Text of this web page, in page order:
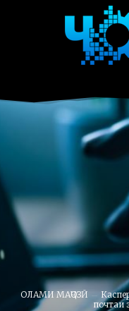
ОЛАМИ МАҶОЗӢ
почтаи